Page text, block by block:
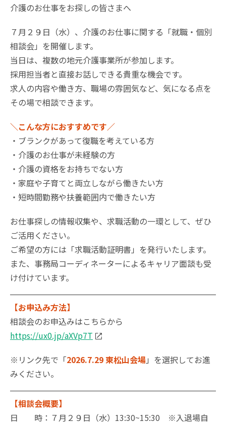
介護のお仕事をお探しの皆さまへ
７月２９日（水）、介護のお仕事に関する「就職・個別
相談会」を開催します。
当日は、複数の地元介護事業所が参加します。
採用担当者と直接お話しできる貴重な機会です。
求人の内容や働き方、職場の雰囲気など、気になる点を
その場で相談できます。
＼こんな方におすすめです／
・ブランクがあって復職を考えている方
・介護のお仕事が未経験の方
・介護の資格をお持ちでない方
・家庭や子育てと両立しながら働きたい方
・短時間勤務や扶養範囲内で働きたい方
お仕事探しの情報収集や、求職活動の一環として、ぜひ
ご活用ください。
ご希望の方には「求職活動証明書」を発行いたします。
また、事務局コーディネーターによるキャリア面談も受
け付けています。
【お申込み方法】
相談会のお申込みはこちらから
https://ux0.jp/aXVp7T
※リンク先で「2026.7.29 東松山会場」を選択してお進
みください。
【相談会概要】
日 時：７月２９日（水）13:30~15:30 ※入退場自